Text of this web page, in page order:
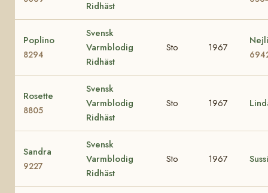
Ridhäst
Poplino
8294
Svensk
Varmblodig
Ridhäst
Sto 1967
Rosette
8805
Svensk
Varmblodig
Ridhäst
Sto 1967
Sandra
9227
Svensk
Varmblodig
Ridhäst
Sto 1967